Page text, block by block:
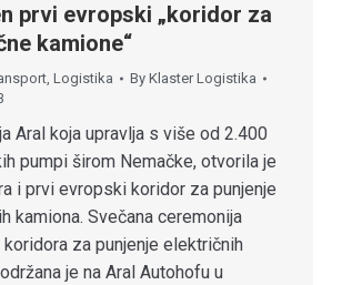
prvi evropski „koridor za
kamione“
, Logistika By Klaster Logistika
Aral koja upravlja s više od 2.400
pumpi širom Nemačke, otvorila je
i prvi evropski koridor za punjenje
kamiona. Svečana ceremonija
koridora za punjenje električnih
je na Aral Autohofu u